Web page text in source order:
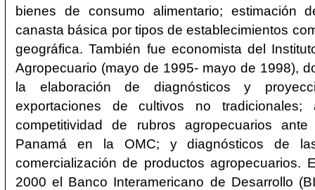
bienes de consumo alimentario; estimación
canasta básica por tipos de establecimientos
geográfica. También fue economista del
Agropecuario (mayo de 1995- mayo de 1998),
la elaboración de diagnósticos y
exportaciones de cultivos no
competitividad de rubros agropecuarios
Panamá en la OMC; y diagnósticos de
comercialización de productos agropecuarios.
2000 el Banco Interamericano de Desarrollo